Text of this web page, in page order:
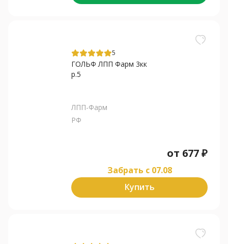
5
ГОЛЬФ ЛПП Фарм 3кк
р.5
ЛПП-Фарм
РФ
от 677₽
Забрать c 07.08
Купить